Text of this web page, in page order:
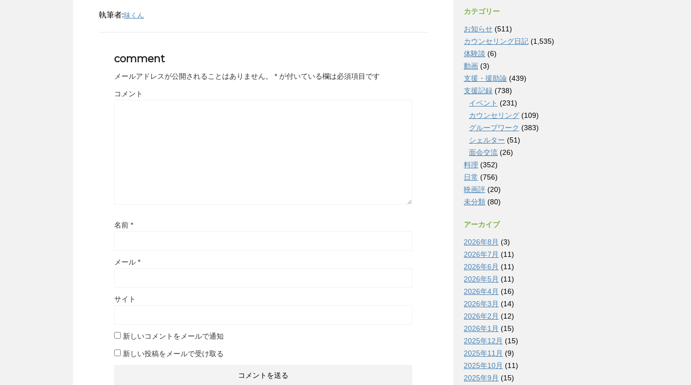
執筆者:味くん
comment
メールアドレスが公開されることはありません。 * が付いている欄は必須項目です
コメント
名前 *
メール *
サイト
新しいコメントをメールで通知
新しい投稿をメールで受け取る
カテゴリー
お知らせ (511)
カウンセリング日記 (1,535)
体験談 (6)
動画 (3)
支援・援助論 (439)
支援記録 (738)
イベント (231)
カウンセリング (109)
グループワーク (383)
シェルター (51)
面会交流 (26)
料理 (352)
日常 (756)
映画評 (20)
未分類 (80)
アーカイブ
2026年8月 (3)
2026年7月 (11)
2026年6月 (11)
2026年5月 (11)
2026年4月 (16)
2026年3月 (14)
2026年2月 (12)
2026年1月 (15)
2025年12月 (15)
2025年11月 (9)
2025年10月 (11)
2025年9月 (15)